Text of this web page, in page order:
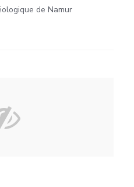
de Namur